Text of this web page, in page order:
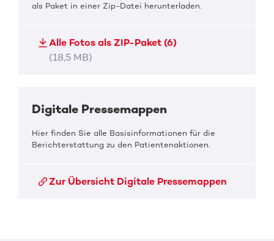
als Paket in einer Zip-Datei herunterladen.
Alle Fotos als ZIP-Paket (6)
(18,5 MB)
Digitale Pressemappen
Hier finden Sie alle Basisinformationen für die
Berichterstattung zu den Patientenaktionen.
Zur Übersicht Digitale Pressemappen